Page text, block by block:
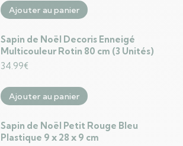
Ajouter au panier
Sapin de Noël Decoris Enneigé
Multicouleur Rotin 80 cm (3 Unités)
34.99€
Ajouter au panier
Sapin de Noël Petit Rouge Bleu
Plastique 9 x 28 x 9 cm